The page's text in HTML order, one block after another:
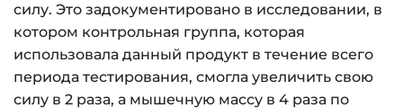
силу. Это задокументировано в исследовании, в
котором контрольная группа, которая
использовала данный продукт в течение всего
периода тестирования, смогла увеличить свою
силу в 2 раза, а мышечную массу в 4 раза по